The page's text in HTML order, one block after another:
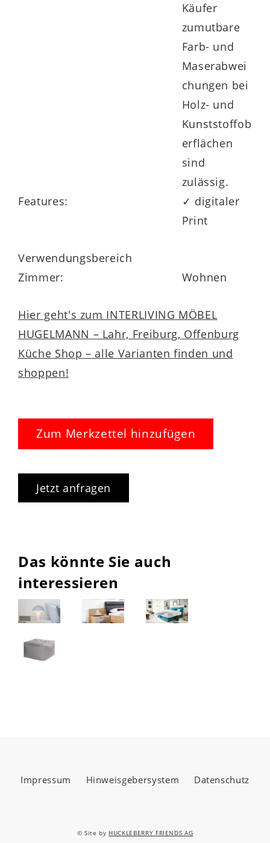
Käufer
zumutbare
Farb- und
Maserabwei
chungen bei
Holz- und
Kunststoffob
erflächen
sind
zulässig.
Features:
✓ digitaler
Print
Verwendungsbereich
Zimmer:
Wohnen
Hier geht's zum INTERLIVING MÖBEL
HUGELMANN – Lahr, Freiburg, Offenburg
Küche Shop – alle Varianten finden und
shoppen!
Zum Merkzettel hinzufügen
Jetzt anfragen
Das könnte Sie auch
interessieren
Impressum Hinweisgebersystem Datenschutz
© Site by HUCKLEBERRY FRIENDS AG